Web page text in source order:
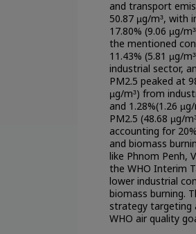
and transport
50.87 µg/m³, with
17.80% (9.06 µg/
the mentioned
11.43% (5.81 µg/
industrial sector,
PM2.5 peaked at
µg/m³) from
and 1.28%(1.26
PM2.5 (48.68 µg/
accounting for
and biomass
like Phnom Penh,
the WHO Interim
lower industrial
biomass burning.
strategy targeting
WHO air quality